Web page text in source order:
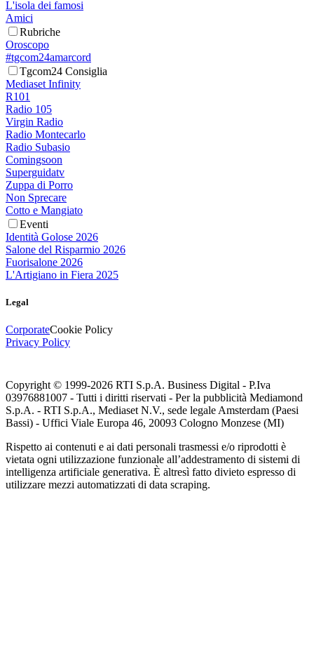
L'isola dei famosi
Amici
Rubriche
Oroscopo
#tgcom24amarcord
Tgcom24 Consiglia
Mediaset Infinity
R101
Radio 105
Virgin Radio
Radio Montecarlo
Radio Subasio
Comingsoon
Superguidatv
Zuppa di Porro
Non Sprecare
Cotto e Mangiato
Eventi
Identità Golose 2026
Salone del Risparmio 2026
Fuorisalone 2026
L'Artigiano in Fiera 2025
Legal
CorporateCookie Policy
Privacy Policy
Copyright © 1999-2026 RTI S.p.A. Business Digital - P.Iva
03976881007 - Tutti i diritti riservati - Per la pubblicità Mediamond
S.p.A. - RTI S.p.A., Mediaset N.V., sede legale Amsterdam (Paesi
Bassi) - Uffici Viale Europa 46, 20093 Cologno Monzese (MI)
Rispetto ai contenuti e ai dati personali trasmessi e/o riprodotti è
vietata ogni utilizzazione funzionale all’addestramento di sistemi di
intelligenza artificiale generativa. È altresì fatto divieto espresso di
utilizzare mezzi automatizzati di data scraping.